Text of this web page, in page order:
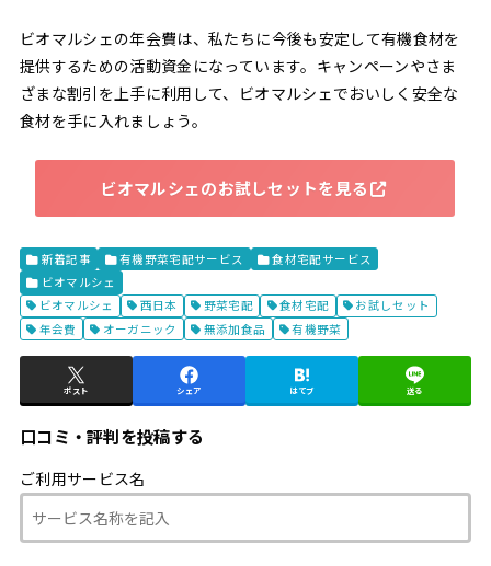
ビオマルシェの年会費は、私たちに今後も安定して有機食材を
提供するための活動資金になっています。キャンペーンやさま
ざまな割引を上手に利用して、ビオマルシェでおいしく安全な
食材を手に入れましょう。
ビオマルシェのお試しセットを見る
新着記事 有機野菜宅配サービス
食材宅配サービス
ビオマルシェ
ビオマルシェ
西日本 野菜宅配 食材宅配
お試しセット
年会費
オーガニック 無添加食品 有機野菜
ポスト シェア はてブ 送る
口コミ・評判を投稿する
ご利用サービス名